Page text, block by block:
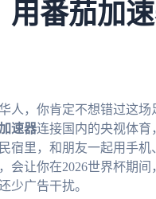
番茄加
人，你肯定不想错过这
速器连接国内的央视体育
宿里，和朋友一起用手
会让你在2026世界杯期
广告干扰。